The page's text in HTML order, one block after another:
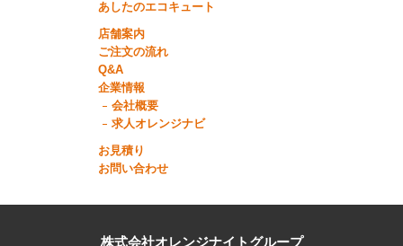
あしたのエコキュート
店舗案内
ご注文の流れ
Q&A
企業情報
会社概要
求人オレンジナビ
お見積り
お問い合わせ
株式会社オレンジナイトグループ